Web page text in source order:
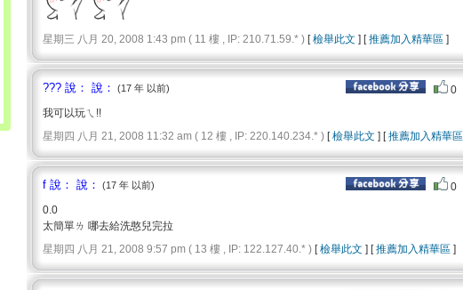
星期三 八月 20, 2008 1:43 pm ( 11 樓 , IP: 210.71.59.* ) [檢舉此文 ] [推薦加入精華區 ]
??? 說： 說： (17 年 以前) 0
我可以玩ㄟ!!
星期四 八月 21, 2008 11:32 am ( 12 樓 , IP: 220.140.234.* ) [檢舉此文 ] [推薦加入精華區
f 說： 說： (17 年 以前) 0
0.0
太簡單ㄌ 哪去給洗憨兒完拉
星期四 八月 21, 2008 9:57 pm ( 13 樓 , IP: 122.127.40.* ) [檢舉此文 ] [推薦加入精華區 ]